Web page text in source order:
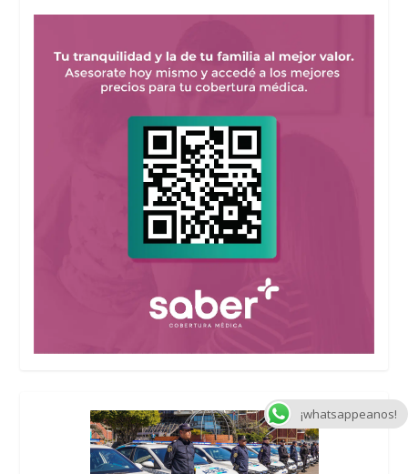
¡whatsappeanos!